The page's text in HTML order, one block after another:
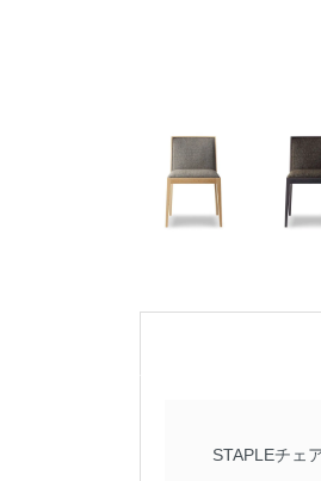
STAPLEチェ